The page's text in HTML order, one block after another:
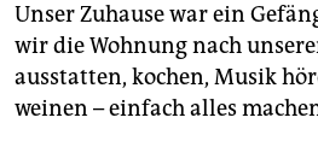
Unser Zuhause war ein
wir die Wohnung nach
ausstatten, kochen, Musik
weinen – einfach alles